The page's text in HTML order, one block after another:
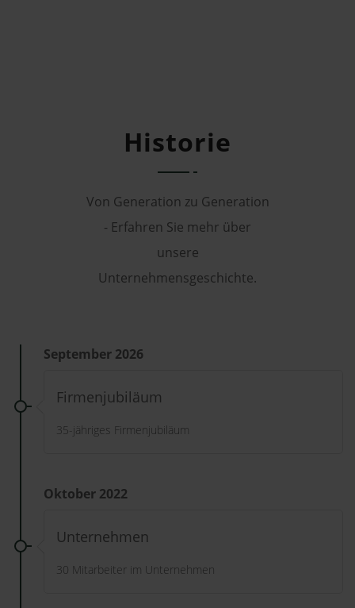
Historie
Von Generation zu Generation
- Erfahren Sie mehr über
unsere
Unternehmensgeschichte.
September 2026
Firmenjubiläum
35-jähriges Firmenjubiläum
Oktober 2022
Unternehmen
30 Mitarbeiter im Unternehmen